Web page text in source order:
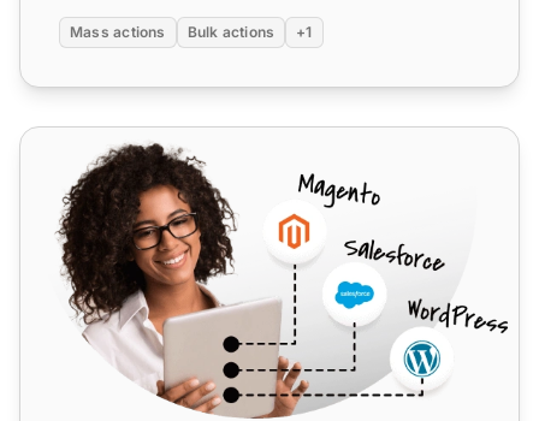
Mass actions Bulk actions +1
Help Desk Migration av Relokia